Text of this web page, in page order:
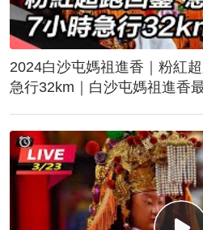
2024白沙屯媽祖進香｜粉紅
急行32km｜白沙屯媽祖進香